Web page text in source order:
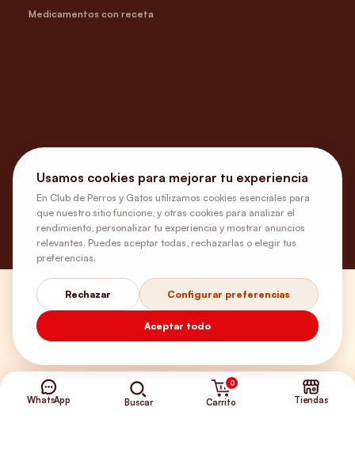
Medicamentos con receta
¿Necesitas ayuda?
+56 9 5646 8188
WhatsApp Buscar
0
Carrito Tiendas
Usamos cookies para mejorar tu experiencia
En Club de Perros y Gatos utilizamos cookies esenciales para
que nuestro sitio funcione, y otras cookies para analizar el
rendimiento, personalizar tu experiencia y mostrar anuncios
relevantes. Puedes aceptar todas, rechazarlas o elegir tus
preferencias.
Rechazar Configurar preferencias
Aceptar todo